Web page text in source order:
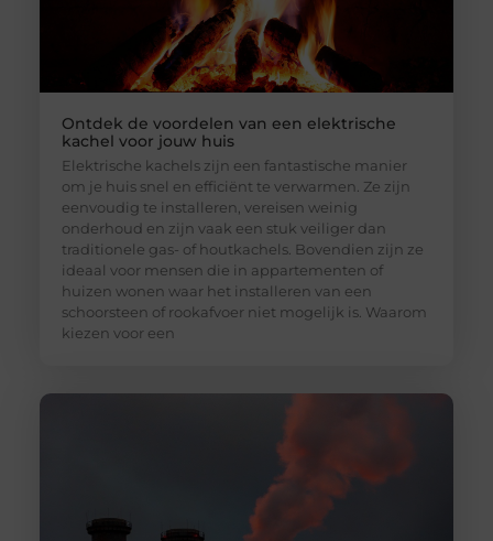
Ontdek de voordelen van een elektrische
kachel voor jouw huis
Elektrische kachels zijn een fantastische manier
om je huis snel en efficiënt te verwarmen. Ze zijn
eenvoudig te installeren, vereisen weinig
onderhoud en zijn vaak een stuk veiliger dan
traditionele gas- of houtkachels. Bovendien zijn ze
ideaal voor mensen die in appartementen of
huizen wonen waar het installeren van een
schoorsteen of rookafvoer niet mogelijk is. Waarom
kiezen voor een